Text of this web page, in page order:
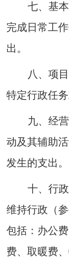
七、基
完成日常工
出 。
八、项
特定行政任
九、经
动及其辅助
发生的支出。
十、行
维持行政（
包括：办公
费、取暖费